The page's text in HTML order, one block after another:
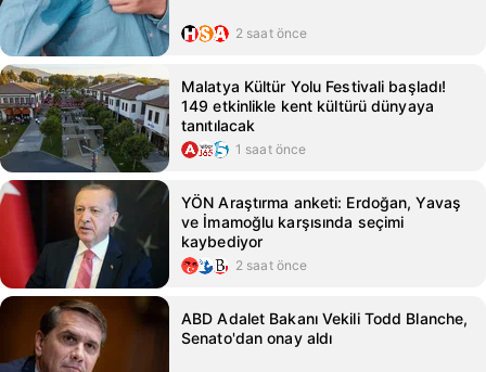
2 saat önce
Malatya Kültür Yolu Festivali başladı!
149 etkinlikle kent kültürü dünyaya
tanıtılacak
1 saat önce
YÖN Araştırma anketi: Erdoğan, Yavaş
ve İmamoğlu karşısında seçimi
kaybediyor
2 saat önce
ABD Adalet Bakanı Vekili Todd Blanche,
Senato'dan onay aldı